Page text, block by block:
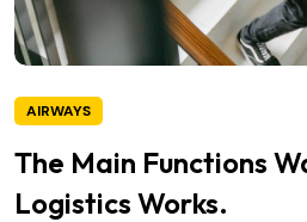
AIRWAYS
The Main Functions
Logistics Works.